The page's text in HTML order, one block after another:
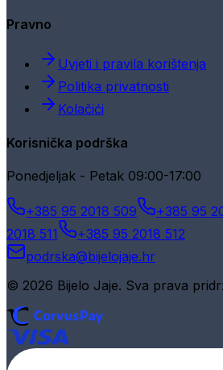
Pravno
Uvjeti i pravila korištenja
Politika privatnosti
Kolačići
Korisnička podrška
Ponedjeljak - Petak 09:00-17:00
+385 95 2018 509 +385 95
2018 511
+385 95 2018 512
podrska@bijelojaje.hr
© 2026 Bijelo Jaje. Sva prava